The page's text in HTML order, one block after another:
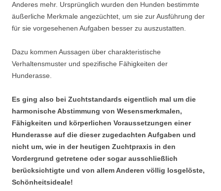
Anderes mehr. Ursprünglich wurden den Hunden bestimmte
äußerliche Merkmale angezüchtet, um sie zur Ausführung der
für sie vorgesehenen Aufgaben besser zu auszustatten.
Dazu kommen Aussagen über charakteristische
Verhaltensmuster und spezifische Fähigkeiten der
Hunderasse.
Es ging also bei Zuchtstandards eigentlich mal um die
harmonische Abstimmung von Wesensmerkmalen,
Fähigkeiten und körperlichen Voraussetzungen einer
Hunderasse auf die dieser zugedachten Aufgaben und
nicht um, wie in der heutigen Zuchtpraxis in den
Vordergrund getretene oder sogar ausschließlich
berücksichtigte und von allem Anderen völlig losgelöste,
Schönheitsideale!